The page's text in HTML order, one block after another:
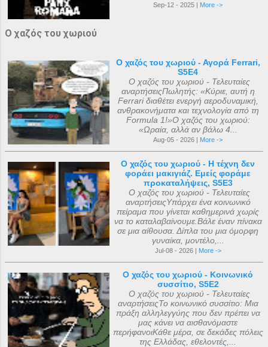
Sep-12 - 2025 | More ->
Ο χαζός του χωριού
Ο χαζός του χωριού - Αγορά Ferrari,
S5E4
Ο χαζός του χωριού - Τελευταίες
αναρτήσειςΠωλητής: «Κύριε, αυτή η
Ferrari διαθέτει ενεργή αεροδυναμική,
ανθρακονήματα και τεχνολογία από τη
Formula 1!»Ο χαζός του χωριού:
«Ωραία, αλλά αν βάλω 4...
Aug-05 - 2026 | More ->
Ο χαζός του χωριού - Η τέχνη δεν
φοράει μακιγιάζ. Εμείς φοράμε
προκαταλήψεις, S5E3
Ο χαζός του χωριού - Τελευταίες
αναρτήσειςΥπάρχει ένα κοινωνικό
πείραμα που γίνεται καθημερινά χωρίς
να το καταλαβαίνουμε.Βάλε έναν πίνακα
σε μια αίθουσα. Δίπλα του μια όμορφη
γυναίκα, μοντέλο,...
Jul-08 - 2026 | More ->
Ο χαζός του χωριού - Κοινωνικό
συσσίτιο, S5E2
Ο χαζός του χωριού - Τελευταίες
αναρτήσειςΤο κοινωνικό συσσίτιο: Μια
πράξη αλληλεγγύης που δεν πρέπει να
μας κάνει να αισθανόμαστε
περήφανοιΚάθε μέρα, σε δεκάδες πόλεις
της Ελλάδας, εθελοντές,...